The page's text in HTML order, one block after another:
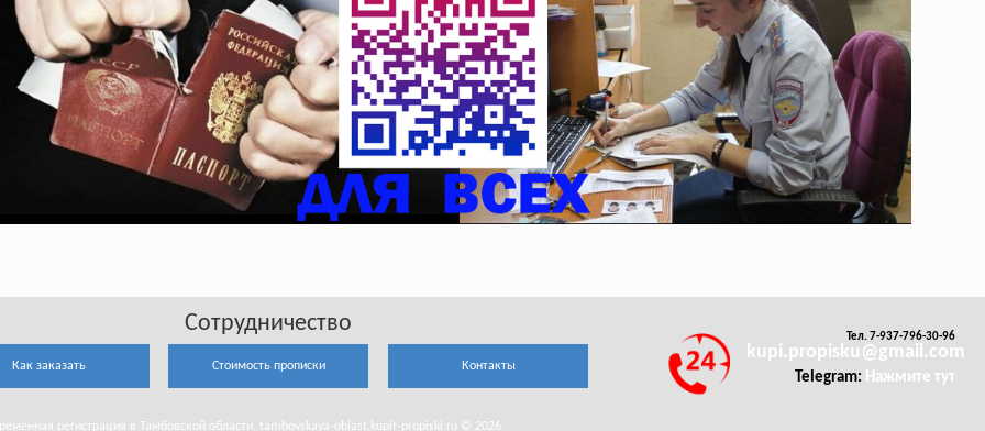
Сотрудничество
Как заказать Стоимость прописки Контакты
Тел. 7-937-796-30-96
kupi.propisku@gmail.com
Telegram: Нажмите тут
регистрация в Тамбовской области. tambovskaya-oblast.kupit-propiski.ru © 2026